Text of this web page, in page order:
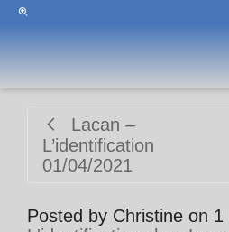
Lacan –
L’identification
01/04/2021
Posted by Christine on 1